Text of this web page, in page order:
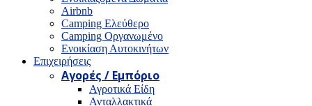
Airbnb
Camping Ελεύθερο
Camping Οργανωμένο
Ενοικίαση Αυτοκινήτων
Επιχειρήσεις
Αγορές / Εμπόριο
Αγροτικά Είδη
Ανταλλακτικά